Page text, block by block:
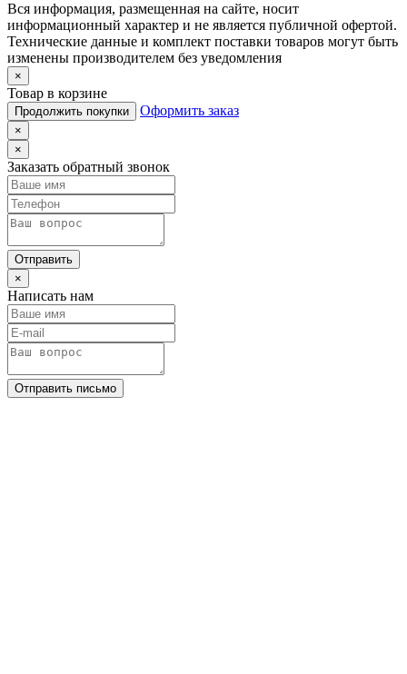
Вся информация, размещенная на сайте, носит
информационный характер и не является публичной офертой.
Технические данные и комплект поставки товаров могут быть
изменены производителем без уведомления
×
Товар в корзине
Продолжить покупки Оформить заказ
×
×
Заказать обратный звонок
Отправить
×
Написать нам
Отправить письмо